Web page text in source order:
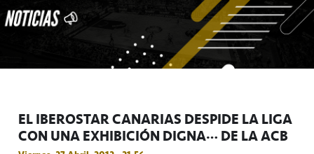
EL IBEROSTAR CANARIAS DESPIDE LA LIGA
CON UNA EXHIBICIÓN DIGNA… DE LA ACB